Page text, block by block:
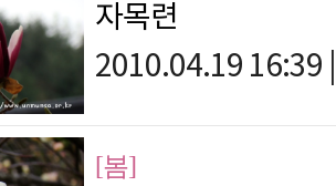
자목련
2010.04.19 16:39
[봄]